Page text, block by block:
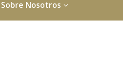
Sobre Nosotros